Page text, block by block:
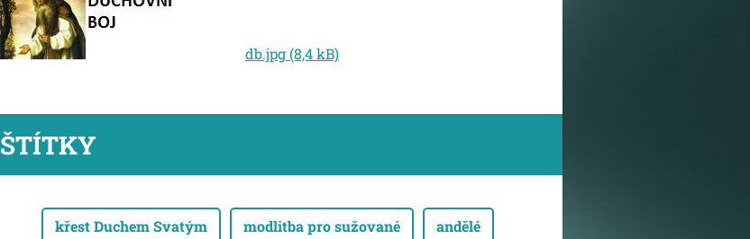
db.jpg (8,4 kB)
ŠTÍTKY
křest Duchem Svatým modlitba pro sužované andělé